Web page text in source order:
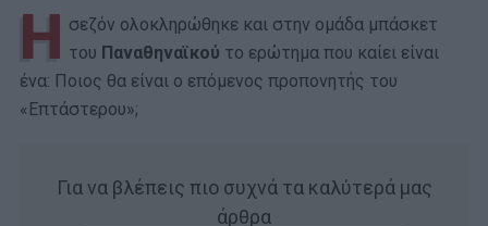
Η σεζόν ολοκληρώθηκε και στην ομάδα μπάσκετ
του Παναθηναϊκού το ερώτημα που καίει είναι
ένα: Ποιος θα είναι ο επόμενος προπονητής του
«Επτάστερου»;
Για να βλέπεις πιο συχνά τα καλύτερά μας
άρθρα